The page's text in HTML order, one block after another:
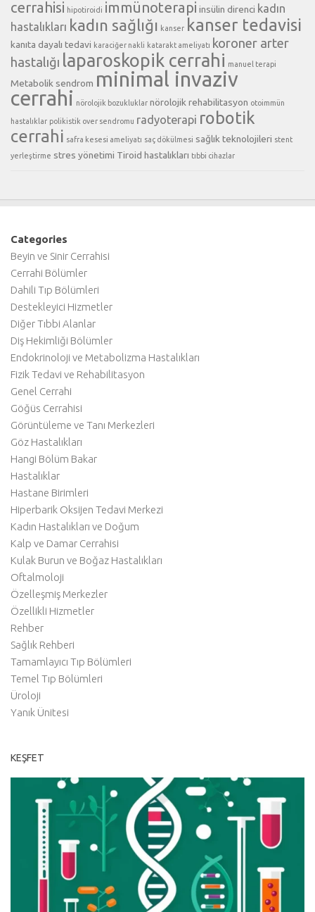
cerrahisi hipotiroidi immünoterapi insülin direnci kadın
hastalıkları kadın sağlığı kanser kanser tedavisi
kanıta dayalı tedavi karaciğer nakli katarakt ameliyatı koroner arter
hastalığı laparoskopik cerrahi manuel terapi
Metabolik sendrom minimal invaziv
cerrahi nörolojik bozukluklar nörolojik rehabilitasyon otoimmün
hastalıklar polikistik over sendromu radyoterapi robotik
cerrahi safra kesesi ameliyatı saç dökülmesi sağlık teknolojileri stent
yerleştirme stres yönetimi Tiroid hastalıkları tıbbi cihazlar
Categories
Beyin ve Sinir Cerrahisi
Cerrahi Bölümler
Dahili Tıp Bölümleri
Destekleyici Hizmetler
Diğer Tıbbi Alanlar
Diş Hekimliği Bölümler
Endokrinoloji ve Metabolizma Hastalıkları
Fizik Tedavi ve Rehabilitasyon
Genel Cerrahi
Göğüs Cerrahisi
Görüntüleme ve Tanı Merkezleri
Göz Hastalıkları
Hangi Bölüm Bakar
Hastalıklar
Hastane Birimleri
Hiperbarik Oksijen Tedavi Merkezi
Kadın Hastalıkları ve Doğum
Kalp ve Damar Cerrahisi
Kulak Burun ve Boğaz Hastalıkları
Oftalmoloji
Özelleşmiş Merkezler
Özellikli Hizmetler
Rehber
Sağlık Rehberi
Tamamlayıcı Tıp Bölümleri
Temel Tıp Bölümleri
Üroloji
Yanık Ünitesi
KEŞFET